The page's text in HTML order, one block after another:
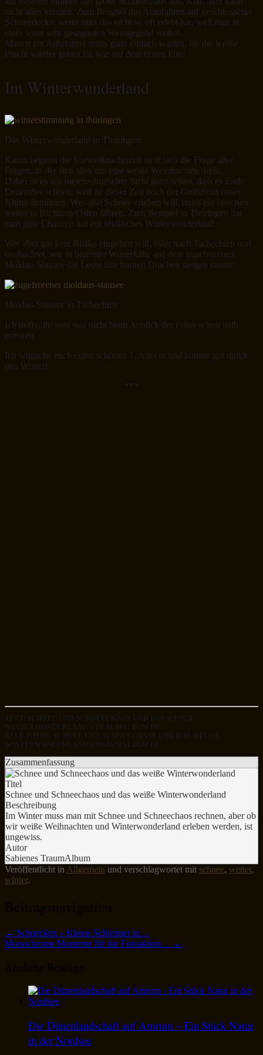
nicht alles können. Zum Beispiel das Autofahren auf geschlossener
Schneedecke, wenn man das nicht so oft erlebt hat, weil man in
einer sonst sehr gesegneten Weingegend wohnt.
Manch ein Autofahrer muss ganz einfach warten, bis die weiße
Pracht wieder getaut ist, wie auf dem ersten Foto.
Im Winterwunderland
Das Winterwunderland in Thüringen
Kaum beginnt die Vorweihnachtszeit stellt sich die Frage aller
Fragen, in der sich alles um eine weiße Weihnachten dreht.
Dabei ist es aus metereologischer Sicht ganz selten, dass es Ende
Dezember schneit, weil zu dieser Zeit noch der Golfstrom unser
Klima dominiert. Wer also Schnee erleben will, muss ein bisschen
weiter in Richtung Osten fahren. Zum Beispiel in Thüringen hat
man gute Chancen auf ein idyllisches Winterwonderland.
Wer aber gar kein Risiko eingehen will, fährt nach Tschechien und
beobachtet, wie in bitterster Winterkälte auf dem zugefrorenen
Moldau-Stausee die Leute ihre bunten Drachen steigen lassen:
Moldau-Stausee in Tschechien
Ich hoffe, ihr seid nun nicht beim Anblick der Fotos schon halb
erfroren.
Ich wünsche euch einen schönen 1. Advent und kommt gut durch
den Winter!
***
TEXT: SCHNEE UND SCHNEECHAOS UND DAS WEISSE W
INTERWONDERLAND ©TRAUMALBUM.DE
ALLE FOTOS: SCHNEE UND SCHNEECHAOS UND DAS WEISSE W
INTERWONDERLAND ©TRAUMALBUM.DE
Zusammenfassung
Titel
Schnee und Schneechaos und das weiße Winterwonderland
Beschreibung
Im Winter muss man mit Schnee und Schneechaos rechnen, aber ob
wir weiße Weihnachten und Winterwonderland erleben werden, ist
ungewiss.
Autor
Sabienes TraumAlbum
Veröffentlicht in Allgemein und verschlagwortet mit schnee, wetter,
winter.
← Schnecken – Kleine Schleimer in…
Monochrome Momente für die Fotoaktion… →
Die Dünenlandschaft auf Amrum – Ein Stück Natur
in der Nordsee